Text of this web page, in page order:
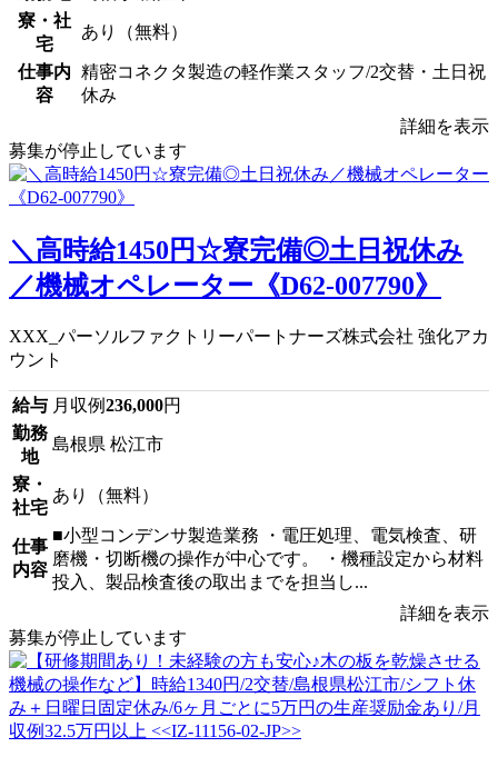
寮・社
宅
あり（無料）
仕事内
容
精密コネクタ製造の軽作業スタッフ/2交替・土日祝
休み
詳細を表示
募集が停止しています
＼高時給1450円☆寮完備◎土日祝休み
／機械オペレーター《D62-007790》
XXX_パーソルファクトリーパートナーズ株式会社 強化アカ
ウント
給与 月収例236,000円
勤務
地
島根県 松江市
寮・
社宅
あり（無料）
仕事
内容
■小型コンデンサ製造業務 ・電圧処理、電気検査、研
磨機・切断機の操作が中心です。 ・機種設定から材料
投入、製品検査後の取出までを担当し...
詳細を表示
募集が停止しています